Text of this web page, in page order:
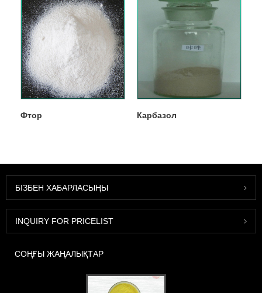
Фтор Карбазол
БІЗБЕН ХАБАРЛАСЫҢЫ
INQUIRY FOR PRICELIST
СОҢҒЫ ЖАҢАЛЫҚТАР